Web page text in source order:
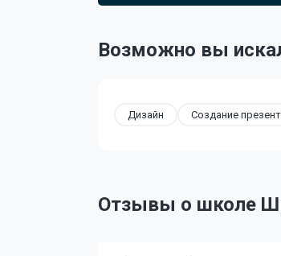
Возможно вы
Дизайн Создание
Отзывы о школе